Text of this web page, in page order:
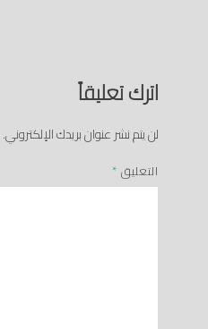
اترك تعليقاً
لن يتم نشر عنوان بريدك الإلكتروني.
التعليق *